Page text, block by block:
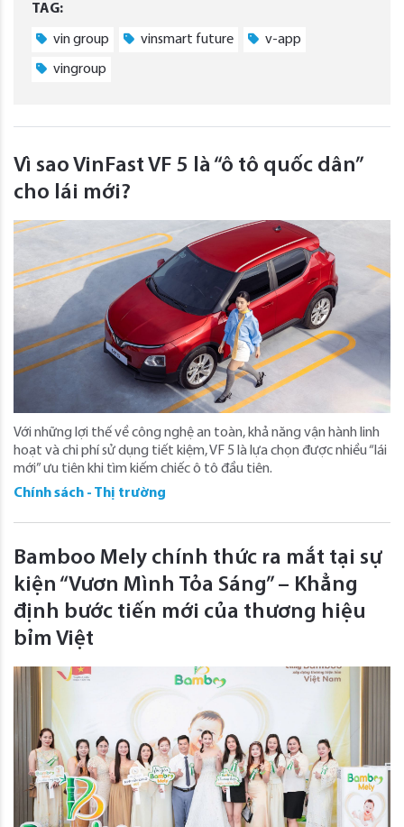
TAG:
vin group vinsmart future v-app
vingroup
Vì sao VinFast VF 5 là “ô tô quốc dân”
cho lái mới?
Với những lợi thế về công nghệ an toàn, khả năng vận hành linh
hoạt và chi phí sử dụng tiết kiệm, VF 5 là lựa chọn được nhiều “lái
mới” ưu tiên khi tìm kiếm chiếc ô tô đầu tiên.
Chính sách - Thị trường
Bamboo Mely chính thức ra mắt tại sự
kiện “Vươn Mình Tỏa Sáng” – Khẳng
định bước tiến mới của thương hiệu
bỉm Việt